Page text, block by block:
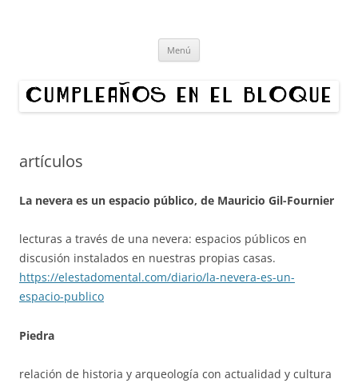
Organizamos exposiciones en bloques de Madrid. ¿Quieres hacer un
Menú
artículos
La nevera es un espacio público, de Mauricio Gil-Fournier
lecturas a través de una nevera: espacios públicos en
discusión instalados en nuestras propias casas.
https://elestadomental.com/diario/la-nevera-es-un-
espacio-publico
Piedra
relación de historia y arqueología con actualidad y cultura